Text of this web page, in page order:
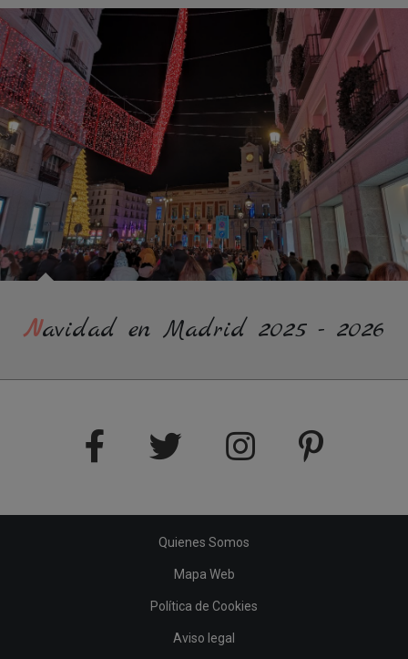
Navidad en Madrid 2025 - 2026
Quienes Somos
Mapa Web
Política de Cookies
Aviso legal